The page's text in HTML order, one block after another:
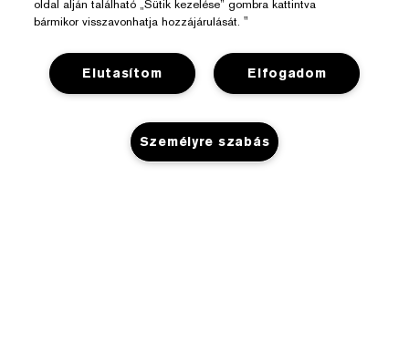
Rendelés Nyomon Követése
Az Estée Lauderről
oldal alján található „Sütik kezelése” gombra kattintva
bármikor visszavonhatja hozzájárulását. "
Elfogadom
Elutasítom
Személyre szabás